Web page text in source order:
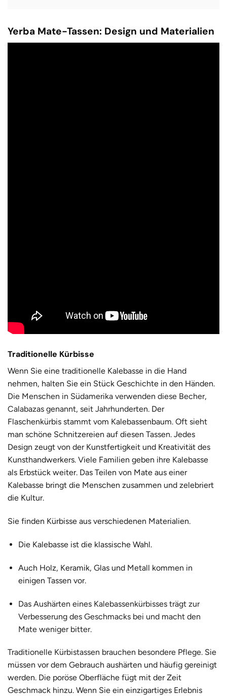
Yerba Mate-Tassen: Design und Materialien
Traditionelle Kürbisse
Wenn Sie eine traditionelle Kalebasse in die Hand
nehmen, halten Sie ein Stück Geschichte in den Händen.
Die Menschen in Südamerika verwenden diese Becher,
Calabazas genannt, seit Jahrhunderten. Der
Flaschenkürbis stammt vom Kalebassenbaum. Oft sieht
man schöne Schnitzereien auf diesen Tassen. Jedes
Design zeugt von der Kunstfertigkeit und Kreativität des
Kunsthandwerkers. Viele Familien geben ihre Kalebasse
als Erbstück weiter. Das Teilen von Mate aus einer
Kalebasse bringt die Menschen zusammen und zelebriert
die Kultur.
Sie finden Kürbisse aus verschiedenen Materialien.
Die Kalebasse ist die klassische Wahl.
Auch Holz, Keramik, Glas und Metall kommen in
einigen Tassen vor.
Das Aushärten eines Kalebassenkürbisses trägt zur
Verbesserung des Geschmacks bei und macht den
Mate weniger bitter.
Traditionelle Kürbistassen brauchen besondere Pflege. Sie
müssen vor dem Gebrauch aushärten und häufig gereinigt
werden. Die poröse Oberfläche fügt mit der Zeit
Geschmack hinzu. Wenn Sie ein einzigartiges Erlebnis